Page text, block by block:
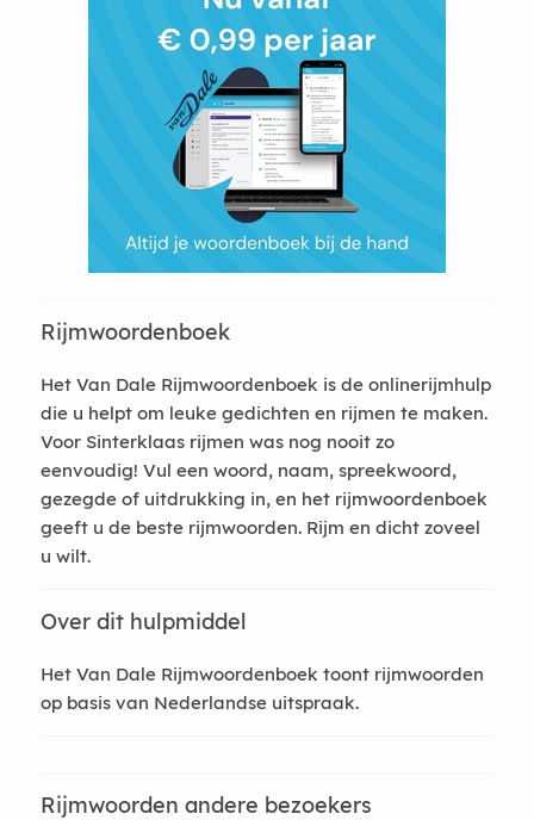
Rijmwoordenboek
Het Van Dale Rijmwoordenboek is de onlinerijmhulp
die u helpt om leuke gedichten en rijmen te maken.
Voor Sinterklaas rijmen was nog nooit zo
eenvoudig! Vul een woord, naam, spreekwoord,
gezegde of uitdrukking in, en het rijmwoordenboek
geeft u de beste rijmwoorden. Rijm en dicht zoveel
u wilt.
Over dit hulpmiddel
Het Van Dale Rijmwoordenboek toont rijmwoorden
op basis van Nederlandse uitspraak.
Rijmwoorden andere bezoekers